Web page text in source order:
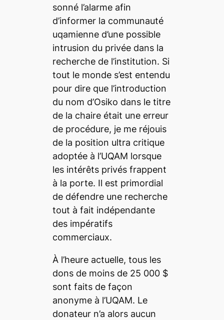
sonné l’alarme afin
d’informer la communauté
uqamienne d’une possible
intrusion du privée dans la
recherche de l’institution. Si
tout le monde s’est entendu
pour dire que l’introduction
du nom d’Osiko dans le titre
de la chaire était une erreur
de procédure, je me réjouis
de la position ultra critique
adoptée à l’UQAM lorsque
les intérêts privés frappent
à la porte. Il est primordial
de défendre une recherche
tout à fait indépendante
des impératifs
commerciaux.
À l’heure actuelle, tous les
dons de moins de 25 000 $
sont faits de façon
anonyme à l’UQAM. Le
donateur n’a alors aucun